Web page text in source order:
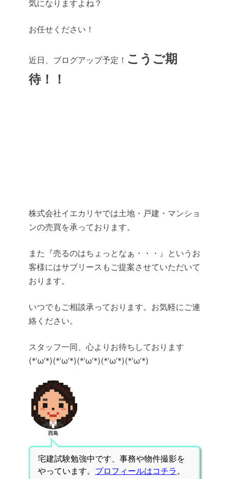
気になりますよね？
お任せください！
近日、ブログアップ予定！ こうご期
待！！
株式会社イエカリヤでは土地・戸建・マンショ
ンの売買を承っております。
また『売るのはちょっとなぁ・・・』というお
客様にはサブリースもご提案させていただいて
おります。
いつでもご相談承っております。お気軽にご連
絡ください。
スタッフ一同、心よりお待ちしております
(*’ω’*)(*’ω’*)(*’ω’*)(*’ω’*)(*’ω’*)
西島
宅建試験勉強中です、事務や物件撮影を
やっています。 プロフィールはコチラ 。